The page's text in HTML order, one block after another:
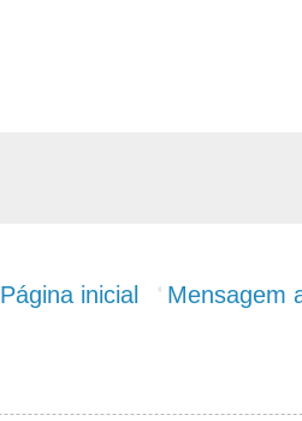
Mensagem
Página inicial